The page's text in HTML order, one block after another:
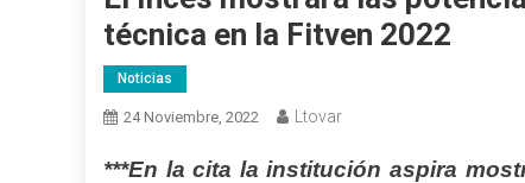
técnica en la Fitven 2022
Noticias
24 Noviembre, 2022 Ltovar
***En la cita la institución aspira